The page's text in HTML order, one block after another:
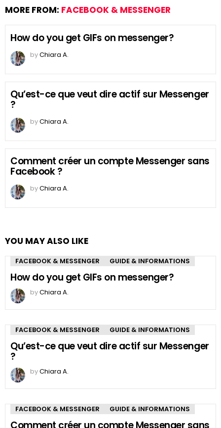
MORE FROM: FACEBOOK & MESSENGER
How do you get GIFs on messenger?
byChiara A.
Qu’est-ce que veut dire actif sur Messenger
?
byChiara A.
Comment créer un compte Messenger sans
Facebook ?
byChiara A.
YOU MAY ALSO LIKE
FACEBOOK & MESSENGER GUIDE & INFORMATIONS
How do you get GIFs on messenger?
byChiara A.
FACEBOOK & MESSENGER GUIDE & INFORMATIONS
Qu’est-ce que veut dire actif sur Messenger
?
byChiara A.
FACEBOOK & MESSENGER GUIDE & INFORMATIONS
Comment créer un compte Messenger sans